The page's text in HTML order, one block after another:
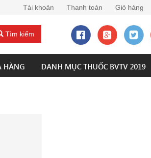
Tài khoản Thanh toán Giỏ hàng
Tìm kiếm
HÀNG DANH MỤC THUỐC BVTV 2019